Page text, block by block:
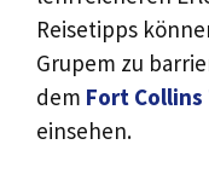
Reisetipps
Grupem zu
dem Fort
einsehen.